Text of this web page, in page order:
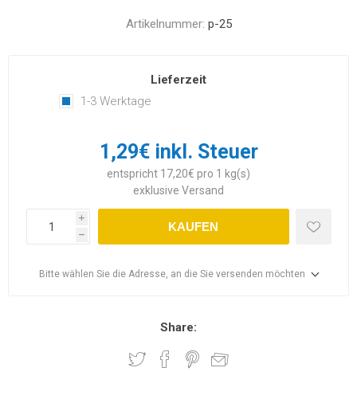
Artikelnummer: p-25
Lieferzeit
1-3 Werktage
1,29€ inkl. Steuer
entspricht 17,20€ pro 1 kg(s)
exklusive Versand
i
h
KAUFEN
Bitte wählen Sie die Adresse, an die Sie versenden möchten
Share: